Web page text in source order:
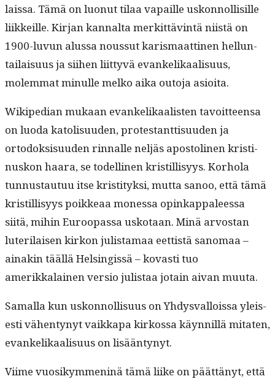
lais­sa. Tämä on luonut tilaa vapaille uskon­nol­lisille
liikkeille. Kir­jan kannal­ta merkit­täv­in­tä niistä on
1900-luvun alus­sa nous­sut karis­maat­ti­nen hel­lun­
tailaisu­us ja siihen liit­tyvä evanke­likaal­isu­us,
molem­mat min­ulle melko aika out­o­ja asioita.
Wikipedi­an mukaan evanke­likaal­is­ten tavoit­teen­sa
on luo­da katolisu­u­den, protes­tant­tisu­u­den ja
ortodok­sisu­u­den rin­nalle neljäs apos­to­li­nen kristi­
nuskon haara, se todel­li­nen kris­til­lisyys. Korho­la
tun­nus­tau­tuu itse kris­ti­tyk­si, mut­ta sanoo, että tämä
kris­til­lisyys poikkeaa mon­es­sa opinkap­paleessa
siitä, mihin Euroopas­sa usko­taan. Minä arvostan
luter­i­laisen kirkon julis­ta­maa eet­tistä sanomaa –
ainakin tääl­lä Helsingis­sä – kovasti tuo
amerikkalainen ver­sio julis­taa jotain aivan muuta.
Samal­la kun uskon­nol­lisu­us on Yhdys­val­lois­sa yleis­
es­ti vähen­tynyt vaikka­pa kirkos­sa käyn­nil­lä mitat­en,
evanke­likaal­isu­us on lisääntynyt.
Viime vuosikym­meninä tämä liike on päät­tänyt, että